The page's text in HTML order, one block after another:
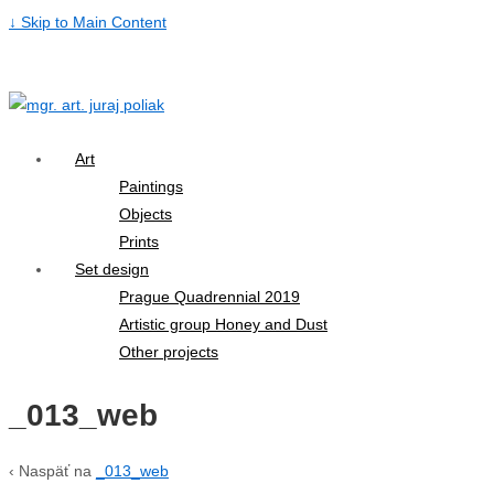
↓ Skip to Main Content
Art
Paintings
Objects
Prints
Set design
Prague Quadrennial 2019
Artistic group Honey and Dust
Other projects
_013_web
‹ Naspäť na _013_web